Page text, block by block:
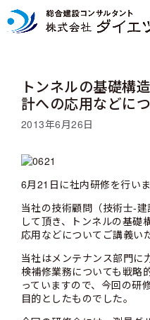
コ
ン
トンネルの基礎構
計への応用などに
2013年6月26日
6月21日に社内研修を行いま
当社の技術顧問（技術士-
して頂き、トンネルの基礎
応用などについてご講義い
当社はメンテナンス部門に
検補修業務についても戦略
っていますので、今回の研
目的としたものでした。